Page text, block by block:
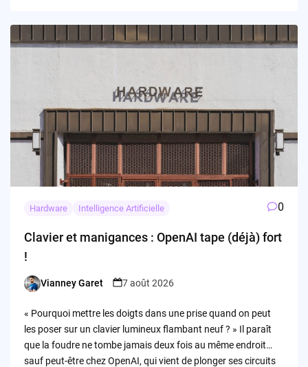
Hardware Intelligence Artificielle 0
Clavier et manigances : OpenAI tape (déjà) fort
!
Posted
Vianney Garet 7 août 2026
« Pourquoi mettre les doigts dans une prise quand on peut
les poser sur un clavier lumineux flambant neuf ? » Il paraît
que la foudre ne tombe jamais deux fois au même endroit…
sauf peut-être chez OpenAI, qui vient de plonger ses circuits